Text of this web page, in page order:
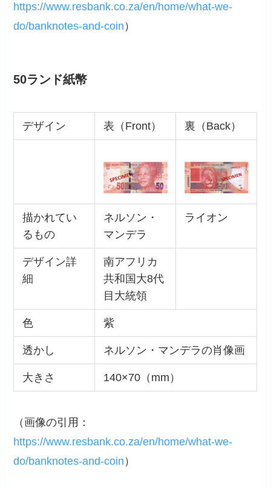
https://www.resbank.co.za/en/home/what-we-
do/banknotes-and-coin ）
50ランド紙幣
デザイン 表（Front） 裏（Back）
描かれてい
るもの
ネルソン・
マンデラ
ライオン
デザイン詳
細
南アフリカ
共和国大8代
目大統領
色 紫
透かし ネルソン・マンデラの肖像画
大きさ 140×70（mm）
（画像の引用：
https://www.resbank.co.za/en/home/what-we-
do/banknotes-and-coin ）